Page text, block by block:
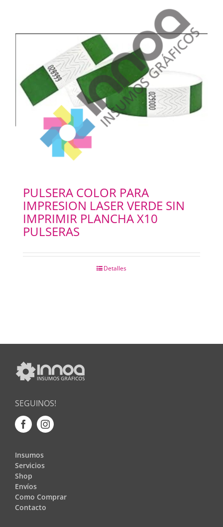
PULSERA COLOR PARA
IMPRESION LASER VERDE SIN
IMPRIMIR PLANCHA X10
PULSERAS
Detalles
SEGUINOS!
Insumos
Servicios
Shop
Envíos
Como Comprar
Contacto